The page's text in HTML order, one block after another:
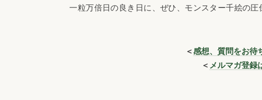
一粒万倍日の良き日に、ぜひ、モンスター千絵の圧
＜感想、質問をお待
＜ メルマガ登録